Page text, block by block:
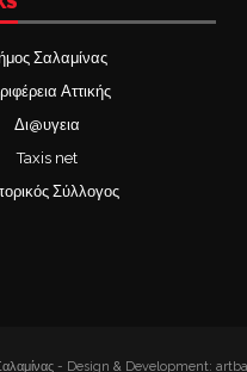
Σαλαμίνας
Αττικής
Δι@υγεια
Taxis net
Σύλλογος
- Design & Development: